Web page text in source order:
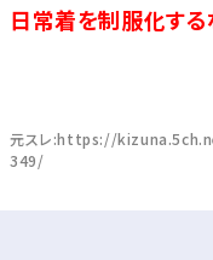
日常着を制服化す
元スレ:https://
349/